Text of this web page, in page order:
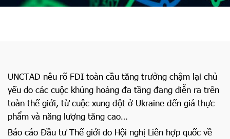
UNCTAD nêu rõ FDI toàn cầu tăng trưởng chậm lại chủ
yếu do các cuộc khủng hoảng đa tầng đang diễn ra trên
toàn thế giới, từ cuộc xung đột ở Ukraine đến giá thực
phẩm và năng lượng tăng cao…
Báo cáo Đầu tư Thế giới do Hội nghị Liên hợp quốc về